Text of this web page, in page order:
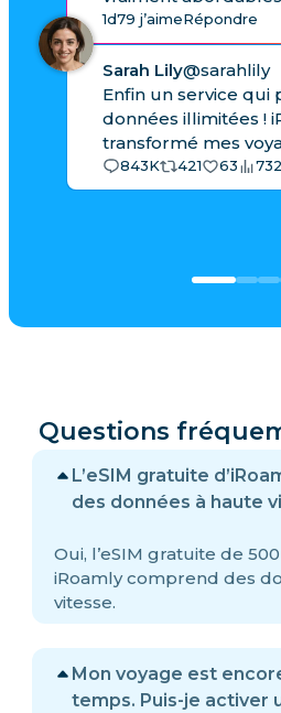
1d79 j’aimeRépondre
Sarah Lily@sarahlily
Enfin un service qui
données illimitées !
transformé mes
843K 421 63 732
Questions
L’eSIM gratuite
des données à haute
Oui, l’eSIM gratuite de
iRoamly comprend des
vitesse.
Mon voyage est
temps. Puis-je activer